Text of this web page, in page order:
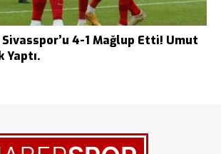
4-1 Mağlup Etti! Umut
Yaptı.